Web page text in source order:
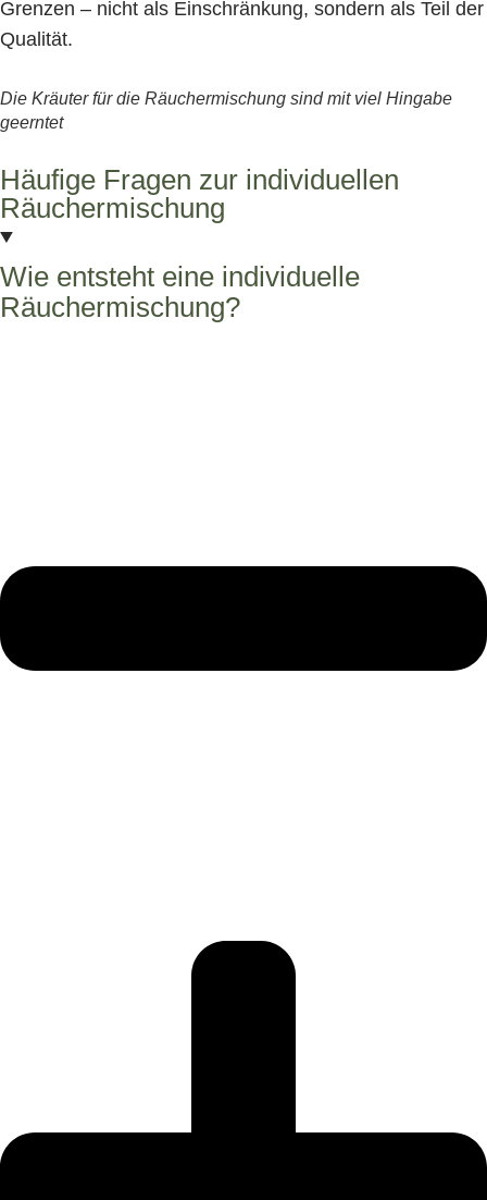
Grenzen – nicht als Einschränkung, sondern als Teil der
Qualität.
Die Kräuter für die Räuchermischung sind mit viel Hingabe
geerntet
Häufige Fragen zur individuellen
Räuchermischung
Wie entsteht eine individuelle
Räuchermischung?